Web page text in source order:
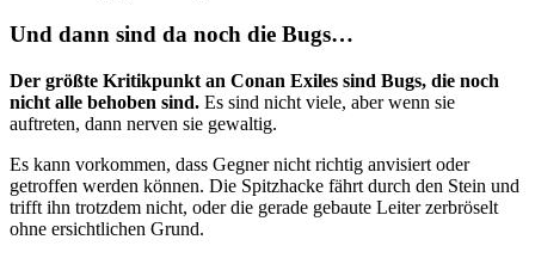
Und dann sind da noch die Bugs…
Der größte Kritikpunkt an Conan Exiles sind Bugs, die noch
nicht alle behoben sind. Es sind nicht viele, aber wenn sie
auftreten, dann nerven sie gewaltig.
Es kann vorkommen, dass Gegner nicht richtig anvisiert oder
getroffen werden können. Die Spitzhacke fährt durch den Stein und
trifft ihn trotzdem nicht, oder die gerade gebaute Leiter zerbröselt
ohne ersichtlichen Grund.